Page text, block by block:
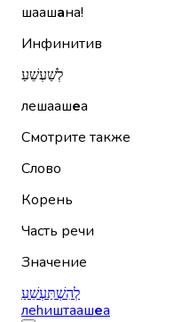
шаашана!
Инфинитив
לְשַׁעְשֵׁעַ
лешаашеа
Смотрите также
Слово
Корень
Часть речи
Значение
לְהִשְׁתַּעְשֵׁעַ
леhиштаашеа